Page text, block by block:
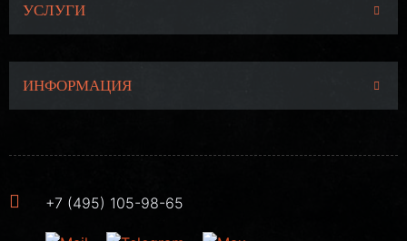
УСЛУГИ
ИНФОРМАЦИЯ
+7 (495) 105-98-65